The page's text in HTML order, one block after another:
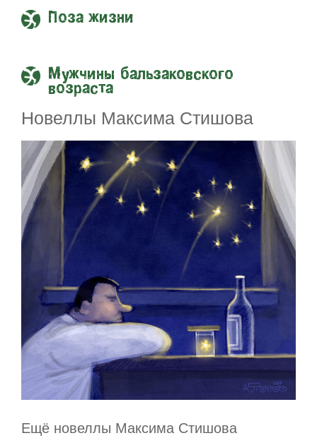
Поза жизни
Мужчины бальзаковского
возраста
Новеллы Максима Стишова
Ещё новеллы Максима Стишова